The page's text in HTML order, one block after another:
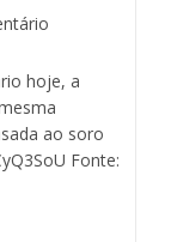
hoje, a
ao soro
Fonte: